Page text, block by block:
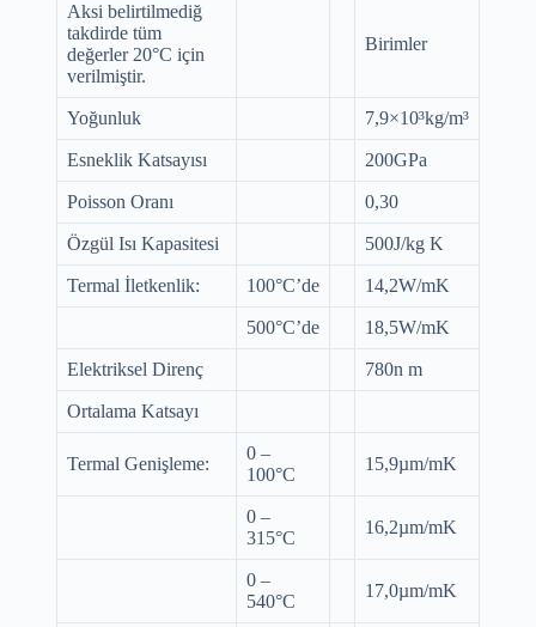
Aksi belirtilmediğ
takdirde tüm
değerler 20°C için
verilmiştir.
Birimler
Yoğunluk 7,9×10³kg/m³
Esneklik Katsayısı 200GPa
Poisson Oranı 0,30
Özgül Isı Kapasitesi 500J/kg K
Termal İletkenlik: 100°C’de 14,2W/mK
500°C’de 18,5W/mK
Elektriksel Direnç 780n m
Ortalama Katsayı
Termal Genişleme:
0 –
100°C
15,9µm/mK
0 –
315°C
16,2µm/mK
0 –
540°C
17,0µm/mK